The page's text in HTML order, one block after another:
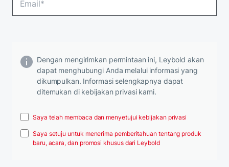
Dengan mengirimkan permintaan ini, Leybold akan
dapat menghubungi Anda melalui informasi yang
dikumpulkan. Informasi selengkapnya dapat
ditemukan di kebijakan privasi kami.
Saya telah membaca dan menyetujui kebijakan privasi
Saya setuju untuk menerima pemberitahuan tentang produk
baru, acara, dan promosi khusus dari Leybold